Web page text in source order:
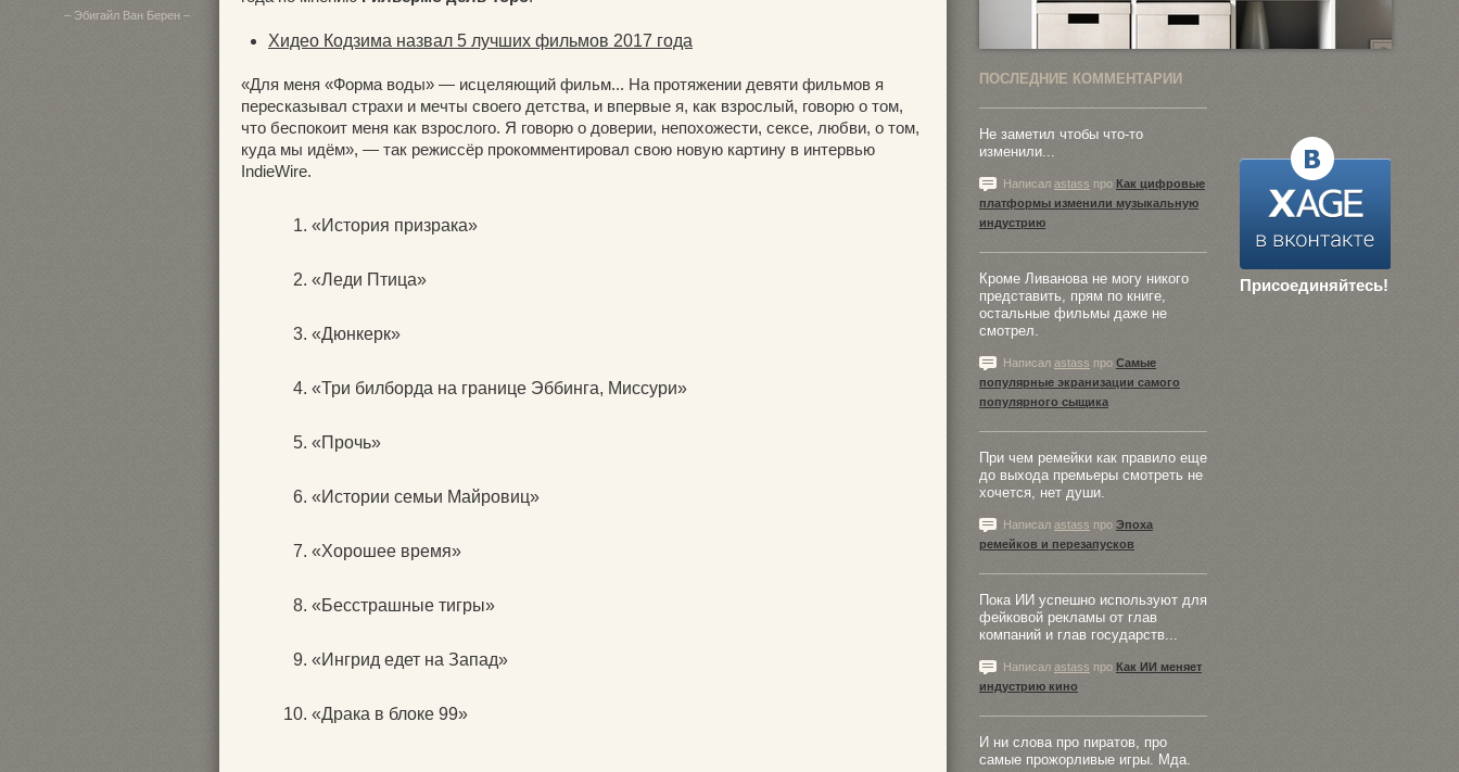
– Эбигайл Ван Берен –
Хидео Кодзима назвал 5 лучших фильмов 2017 года
«Для меня «Форма воды» — исцеляющий фильм... На протяжении девяти фильмов я
пересказывал страхи и мечты своего детства, и впервые я, как взрослый, говорю о том,
что беспокоит меня как взрослого. Я говорю о доверии, непохожести, сексе, любви, о том,
куда мы идём», — так режиссёр прокомментировал свою новую картину в интервью
IndieWire.
«История призрака»
«Леди Птица»
«Дюнкерк»
«Три билборда на границе Эббинга, Миссури»
«Прочь»
«Истории семьи Майровиц»
«Хорошее время»
«Бесстрашные тигры»
«Ингрид едет на Запад»
«Драка в блоке 99»
ПОСЛЕДНИЕ КОММЕНТАРИИ
Присоединяйтесь!
Не заметил чтобы что-то
изменили...
Написал astass про Как цифровые
платформы изменили музыкальную
индустрию
Кроме Ливанова не могу никого
представить, прям по книге,
остальные фильмы даже не
смотрел.
Написал astass про Самые
популярные экранизации самого
популярного сыщика
При чем ремейки как правило еще
до выхода премьеры смотреть не
хочется, нет души.
Написал astass про Эпоха
ремейков и перезапусков
Пока ИИ успешно используют для
фейковой рекламы от глав
компаний и глав государств...
Написал astass про Как ИИ меняет
индустрию кино
И ни слова про пиратов, про
самые прожорливые игры. Мда.